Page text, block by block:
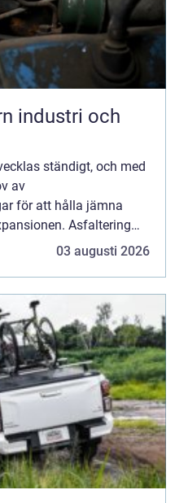
industri och
ständigt, och med
av
för att hålla jämna
Asfaltering
stadsutveck...03 augusti 2026